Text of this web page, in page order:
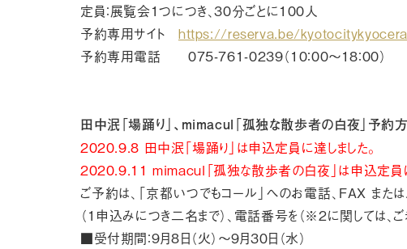
定員：展覧会1つにつき、30分ごとに100人
予約専用サイト https://reserva.be/
予約専用電話 075-761-0239（10：00〜18：00）
田中泯「場踊り」、mimacul「孤独な散歩者の白夜」予約
2020.9.8 田中泯「場踊り」は申込定員に達しました。
2020.9.11 mimacul「孤独な散歩者の白夜」は申込定員に
ご予約は、「京都いつでもコール」へのお電話、FAX また
（1申込みにつき二名まで）、電話番号を（※２に関しては、
■受付期間：9月8日（火）〜９月３０日（水）